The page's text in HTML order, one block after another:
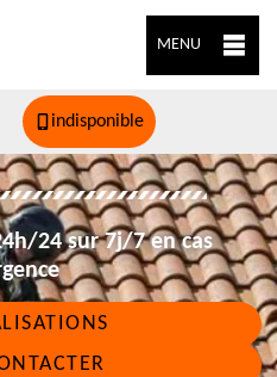
MENU
indisponible
24 sur 7j/7 en cas